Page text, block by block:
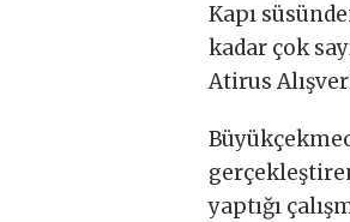
Kapı
kadar çok
Atirus
yaptığı